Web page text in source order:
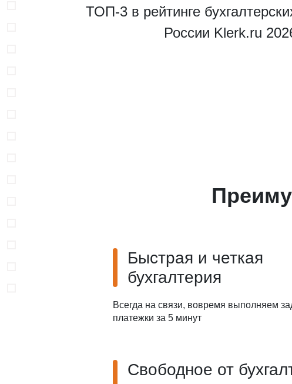
ТОП-3 в рейтинге
России Klerk.ru
Быстрая и четкая
бухгалтерия
Всегда на связи, вовремя выполняем
платежки за 5 минут
Свободное от